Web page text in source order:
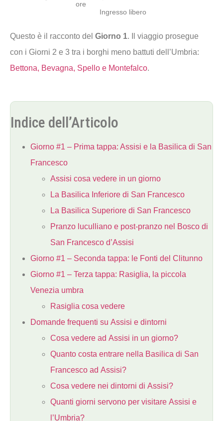
ore
Ingresso libero
Questo è il racconto del Giorno 1. Il viaggio prosegue
con i Giorni 2 e 3 tra i borghi meno battuti dell’Umbria:
Bettona, Bevagna, Spello e Montefalco.
Indice dell’Articolo
Giorno #1 – Prima tappa: Assisi e la Basilica di San
Francesco
Assisi cosa vedere in un giorno
La Basilica Inferiore di San Francesco
La Basilica Superiore di San Francesco
Pranzo luculliano e post-pranzo nel Bosco di
San Francesco d’Assisi
Giorno #1 – Seconda tappa: le Fonti del Clitunno
Giorno #1 – Terza tappa: Rasiglia, la piccola
Venezia umbra
Rasiglia cosa vedere
Domande frequenti su Assisi e dintorni
Cosa vedere ad Assisi in un giorno?
Quanto costa entrare nella Basilica di San
Francesco ad Assisi?
Cosa vedere nei dintorni di Assisi?
Quanti giorni servono per visitare Assisi e
l’Umbria?